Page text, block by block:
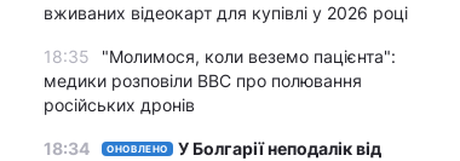
вживаних відеокарт для купівлі у 2026 році
18:35
"Молимося, коли веземо пацієнта":
медики розповіли BBC про полювання
російських дронів
18:34 ОНОВЛЕНО
У Болгарії неподалік від